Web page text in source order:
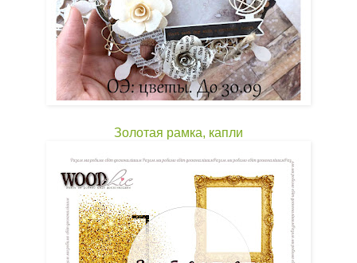
Золотая рамка, капли